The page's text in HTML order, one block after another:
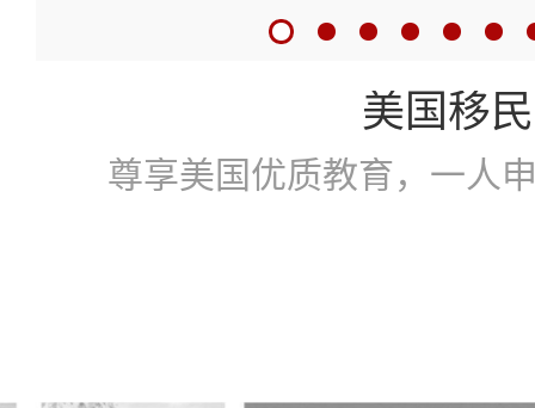
美国移民
尊享美国优质教育，一人